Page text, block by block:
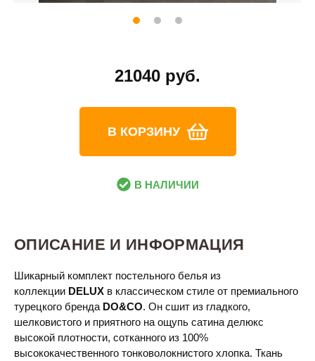
21040 руб.
В КОРЗИНУ
В НАЛИЧИИ
ОПИСАНИЕ И ИНФОРМАЦИЯ
Шикарный комплект постельного белья из
коллекции DELUX в классическом стиле от премиального
турецкого бренда DO&CO. Он сшит из гладкого,
шелковистого и приятного на ощупь сатина делюкс
высокой плотности, сотканного из 100%
высококачественного тонковолокнистого хлопка. Ткань